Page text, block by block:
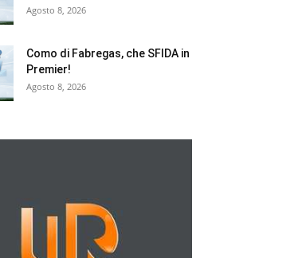
Agosto 8, 2026
Como di Fabregas, che SFIDA in
Premier!
Agosto 8, 2026